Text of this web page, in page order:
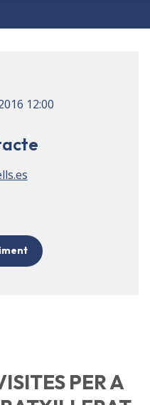
12:00
PER A